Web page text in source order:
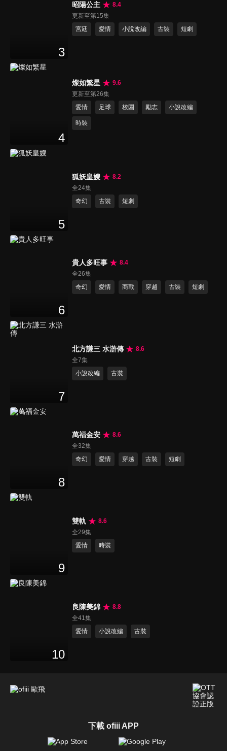
3
昭陽公主
8.4
更新至第15集
宮廷
愛情 小說改編 古裝 短劇
4
燦如繁星
9.6
更新至第26集
愛情
足球 校園 勵志 小說改編
時裝
5
狐妖皇嫂
8.2
全24集
奇幻
古裝 短劇
6
貴人多旺事
8.4
全26集
奇幻
愛情 商戰 穿越 古裝 短劇
7
北方謙三 水滸傳
8.6
全7集
小說改編
古裝
8
萬福金安
8.6
全32集
奇幻
愛情 穿越 古裝 短劇
9
雙軌
8.6
全29集
愛情
時裝
10
良陳美錦
8.8
全41集
愛情
小說改編 古裝
下載 ofiii APP